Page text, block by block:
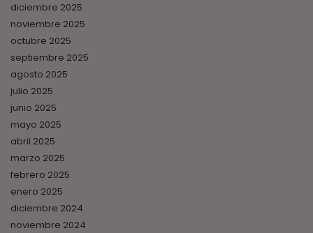
diciembre 2025
noviembre 2025
octubre 2025
septiembre 2025
agosto 2025
julio 2025
junio 2025
mayo 2025
abril 2025
marzo 2025
febrero 2025
enero 2025
diciembre 2024
noviembre 2024